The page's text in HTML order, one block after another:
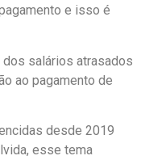
e isso é
salários atrasados
ao pagamento de
desde 2019
esse tema